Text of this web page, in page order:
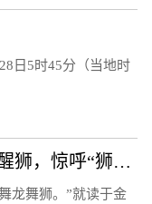
日5时45分（当地时
台青在湾区｜台湾青年看广东醒狮，惊呼“狮子会喝醉！”
龙舞狮。”就读于金